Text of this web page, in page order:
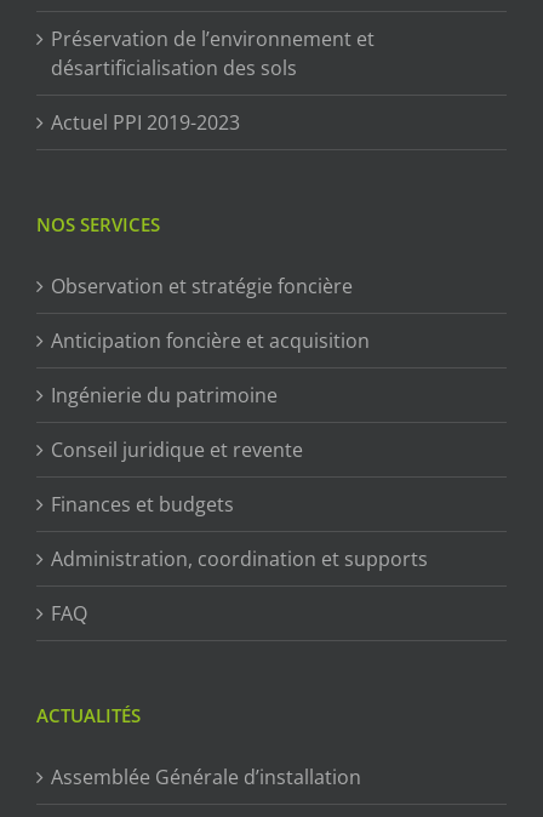
Préservation de l’environnement et
désartificialisation des sols
Actuel PPI 2019-2023
NOS SERVICES
Observation et stratégie foncière
Anticipation foncière et acquisition
Ingénierie du patrimoine
Conseil juridique et revente
Finances et budgets
Administration, coordination et supports
FAQ
ACTUALITÉS
Assemblée Générale d’installation